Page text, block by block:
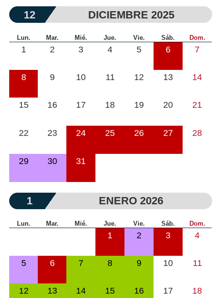
12 DICIEMBRE 2025
Lun. Mar. Mié. Jue. Vie. Sáb. Dom.
1 2 3 4 5 6 7
8 9 10 11 12 13 14
15 16 17 18 19 20 21
22 23 24 25 26 27 28
29 30 31
1 ENERO 2026
Lun. Mar. Mié. Jue. Vie. Sáb. Dom.
1 2 3 4
5 6 7 8 9 10 11
12 13 14 15 16 17 18